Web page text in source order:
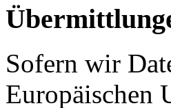
Sofern wir
Europäischen